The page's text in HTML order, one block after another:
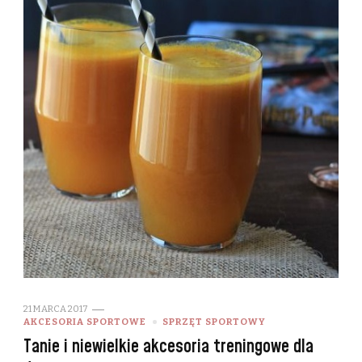
21 MARCA 2017
AKCESORIA SPORTOWE
SPRZĘT SPORTOWY
Tanie i niewielkie akcesoria treningowe dla